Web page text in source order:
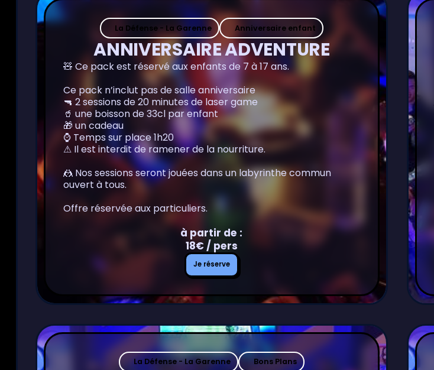
La Défense - La Garenne Anniversaire enfant
ANNIVERSAIRE ADVENTURE
🧸 Ce pack est réservé aux enfants de 7 à 17 ans.
Ce pack n’inclut pas de salle anniversaire
🔫 2 sessions de 20 minutes de laser game
🥤 une boisson de 33cl par enfant
🎁 un cadeau
⌚️ Temps sur place 1h20
⚠ Il est interdit de ramener de la nourriture.
🤼 Nos sessions seront jouées dans un labyrinthe commun
ouvert à tous.
Offre réservée aux particuliers.
à partir de :
18€ / pers
Je
réserve
Je réserve
La Défense - La Garenne Bons Plans